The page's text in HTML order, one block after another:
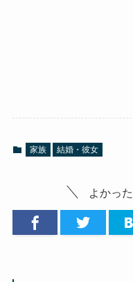
家族 結婚・彼女
よかっ